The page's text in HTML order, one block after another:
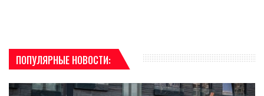
ПОПУЛЯРНЫЕ НОВОСТИ: